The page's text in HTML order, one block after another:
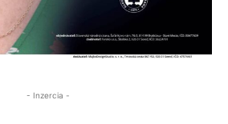
- Inzercia -